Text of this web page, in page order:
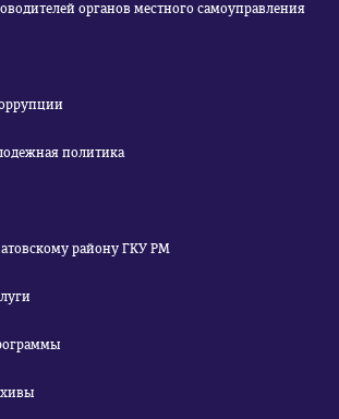
органов местного самоуправления
политика
району ГКУ РМ